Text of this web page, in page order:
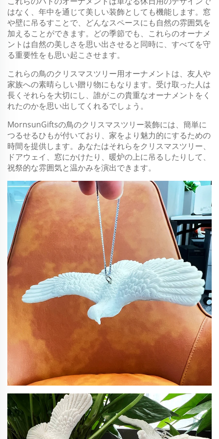
はなく、年中を通じて美しい装飾としても機能します。窓
や壁に吊るすことで、どんなスペースにも自然の雰囲気を
加えることができます。どの季節でも、これらのオーナメ
ントは自然の美しさを思い出させると同時に、すべてを守
る重要性をも思い起こさせます。
これらの鳥のクリスマスツリー用オーナメントは、友人や
家族への素晴らしい贈り物にもなります。受け取った人は
長くそれらを大切にし、誰がこの貴重なオーナメントをく
れたのかを思い出してくれるでしょう。
MornsunGiftsの鳥のクリスマスツリー装飾には、簡単に
つるせるひもが付いており、家をより魅力的にするための
時間を提供します。あなたはそれらをクリスマスツリー、
ドアウェイ、窓にかけたり、暖炉の上に吊るしたりして、
祝祭的な雰囲気と温かみを演出できます。